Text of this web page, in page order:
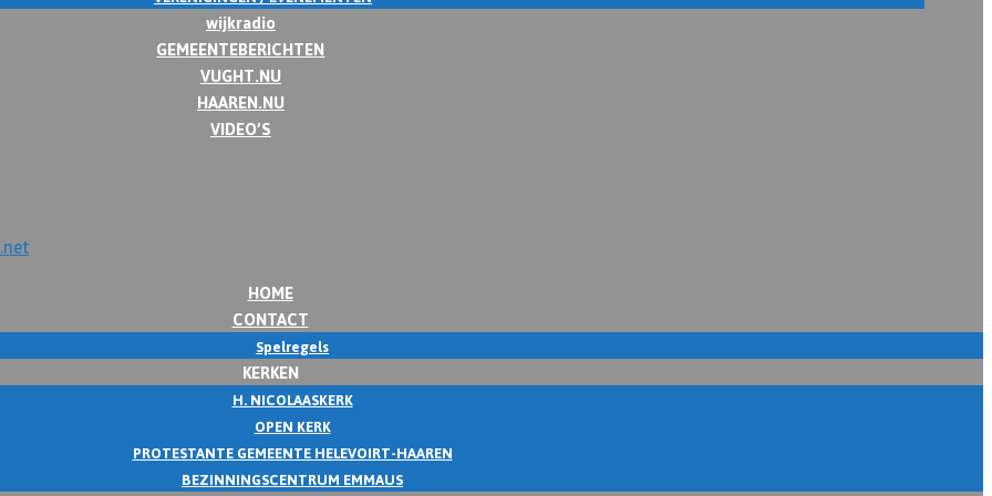
wijkradio
GEMEENTEBERICHTEN
VUGHT.NU
HAAREN.NU
VIDEO’S
HOME
CONTACT
Spelregels
KERKEN
H. NICOLAASKERK
OPEN KERK
PROTESTANTE GEMEENTE HELEVOIRT-HAAREN
BEZINNINGSCENTRUM EMMAUS